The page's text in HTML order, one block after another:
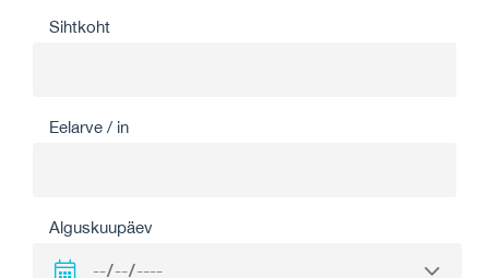
Sihtkoht
Eelarve / in
Alguskuupäev